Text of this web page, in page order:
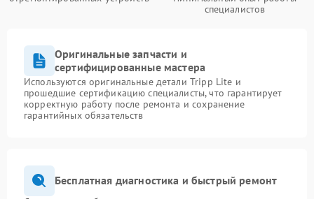
специалистов
Оригинальные запчасти и
сертифицированные мастера
Используются оригинальные детали Tripp Lite и
прошедшие сертификацию специалисты, что гарантирует
корректную работу после ремонта и сохранение
гарантийных обязательств
Бесплатная диагностика и быстрый ремонт